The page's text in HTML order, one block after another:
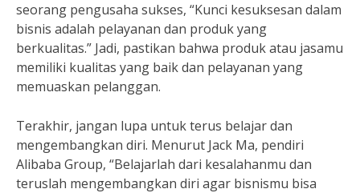
seorang pengusaha sukses, “Kunci kesuksesan dalam
bisnis adalah pelayanan dan produk yang
berkualitas.” Jadi, pastikan bahwa produk atau jasamu
memiliki kualitas yang baik dan pelayanan yang
memuaskan pelanggan.
Terakhir, jangan lupa untuk terus belajar dan
mengembangkan diri. Menurut Jack Ma, pendiri
Alibaba Group, “Belajarlah dari kesalahanmu dan
teruslah mengembangkan diri agar bisnismu bisa